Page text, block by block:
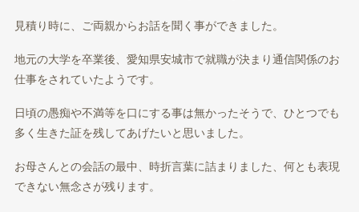
見積り時に、ご両親からお話を聞く事ができました。
地元の大学を卒業後、愛知県安城市で就職が決まり通信関係のお
仕事をされていたようです。
日頃の愚痴や不満等を口にする事は無かったそうで、ひとつでも
多く生きた証を残してあげたいと思いました。
お母さんとの会話の最中、時折言葉に詰まりました、何とも表現
できない無念さが残ります。